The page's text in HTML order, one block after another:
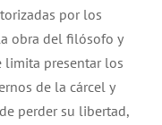
por los
obra del filósofo y
presentar los
de la cárcel y
perder su libertad,